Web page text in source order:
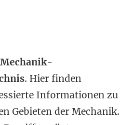
Mechanik-
. Hier finden
Informationen zu
Gebieten der Mechanik.